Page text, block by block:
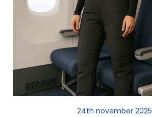
24th november 2025